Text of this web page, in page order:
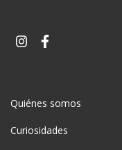
Quiénes somos
Curiosidades